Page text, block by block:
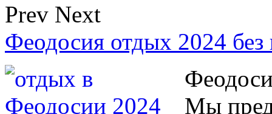
Prev Next
Феодосия отдых 2024 без
Мы